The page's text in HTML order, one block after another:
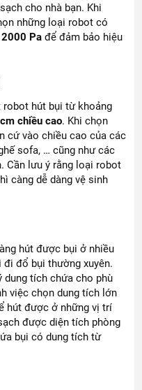
cho nhà bạn. Khi
những loại robot có
Pa để đảm bảo hiệu
hút bụi từ khoảng
chiều cao. Khi chọn
cứ vào chiều cao của các
sofa, … cũng như các
Cần lưu ý rằng loại robot
càng dễ dàng vệ sinh
hút được bụi ở nhiều
đi đổ bụi thường xuyên.
dung tích chứa cho phù
việc chọn dung tích lớn
hút được ở những vị trí
được diện tích phòng
bụi có dung tích từ